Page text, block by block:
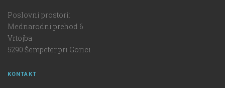
Poslovni prostori:
Mednarodni prehod 6
Vrtojba
5290 Šempeter pri Gorici
KONTAKT